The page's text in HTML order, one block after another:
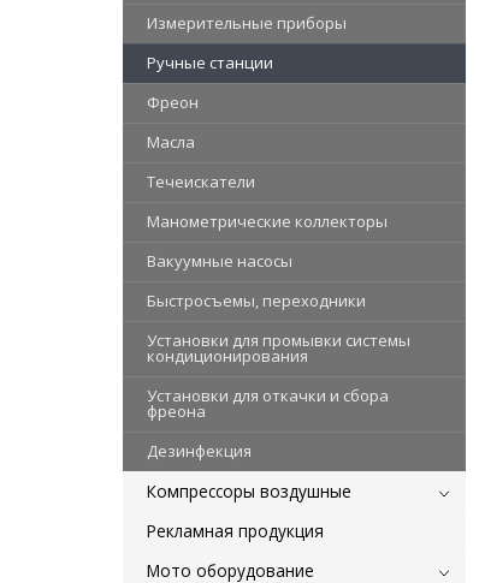
Измерительные приборы
Ручные станции
Фреон
Масла
Течеискатели
Манометрические коллекторы
Вакуумные насосы
Быстросъемы, переходники
Установки для промывки системы
кондиционирования
Установки для откачки и сбора
фреона
Дезинфекция
Компрессоры воздушные
Рекламная продукция
Мото оборудование